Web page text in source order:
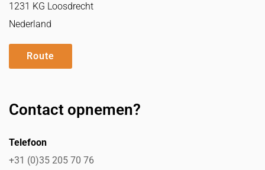
1231 KG Loosdrecht
Nederland
Route
Contact opnemen?
Telefoon
+31 (0)35 205 70 76